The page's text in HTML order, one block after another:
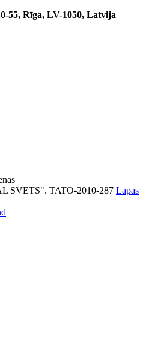
55, Rīga, LV-1050, Latvija
SVETS". TATO-2010-287 Lapas